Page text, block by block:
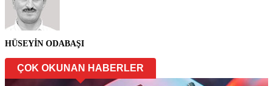
HÜSEYİN ODABAŞI
ÇOK OKUNAN HABERLER